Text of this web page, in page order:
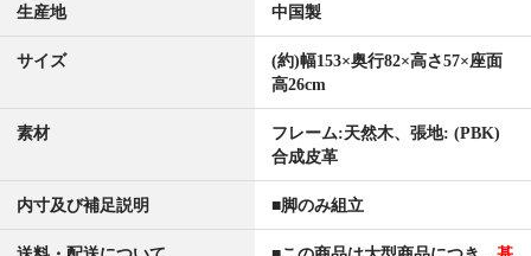
生産地 中国製
サイズ
(約)幅153×奥行82×高さ57×座面
高26cm
素材
フレーム:天然木、張地: (PBK)
合成皮革
内寸及び補足説明 ■脚のみ組立